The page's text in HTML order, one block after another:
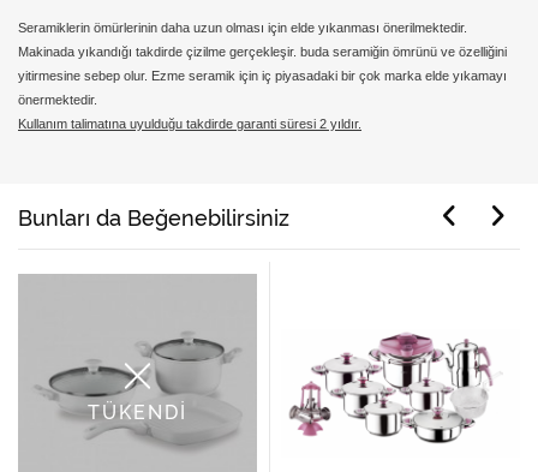
Seramiklerin ömürlerinin daha uzun olması için elde yıkanması önerilmektedir.
Makinada yıkandığı takdirde çizilme gerçekleşir. buda seramiğin ömrünü ve özelliğini
yitirmesine sebep olur. Ezme seramik için iç piyasadaki bir çok marka elde yıkamayı
önermektedir.
Kullanım talimatına uyulduğu takdirde garanti süresi 2 yıldır.
Bunları da Beğenebilirsiniz
TÜKENDİ